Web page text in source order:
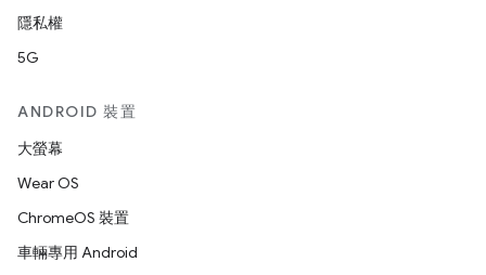
隱私權
5G
ANDROID 裝置
大螢幕
Wear OS
ChromeOS 裝置
車輛專用 Android